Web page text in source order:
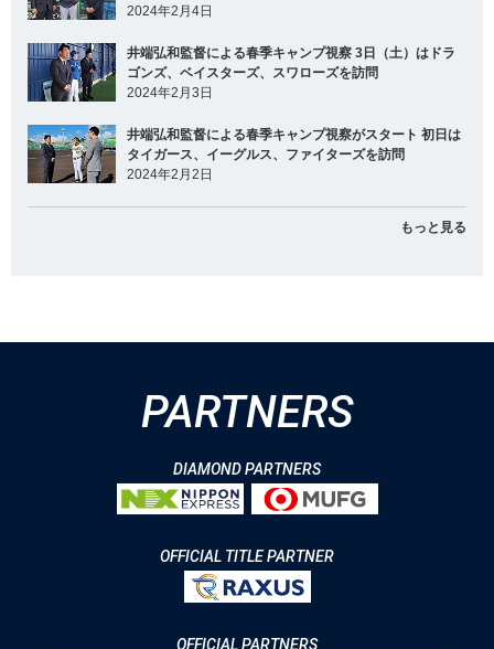
2024年2月4日
井端弘和監督による春季キャンプ視察 3日（土）はドラ
ゴンズ、ベイスターズ、スワローズを訪問
2024年2月3日
井端弘和監督による春季キャンプ視察がスタート 初日は
タイガース、イーグルス、ファイターズを訪問
2024年2月2日
もっと見る
PARTNERS
DIAMOND PARTNERS
OFFICIAL TITLE PARTNER
OFFICIAL PARTNERS